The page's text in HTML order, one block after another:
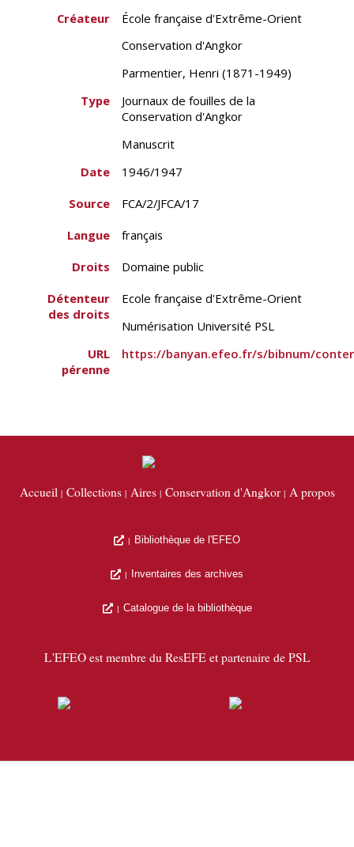
Créateur
École française d'Extrême-Orient
Conservation d'Angkor
Parmentier, Henri (1871-1949)
Type
Journaux de fouilles de la
Conservation d'Angkor
Manuscrit
Date
1946/1947
Source
FCA/2/JFCA/17
Langue
français
Droits
Domaine public
Détenteur
des droits
Ecole française d'Extrême-Orient
Numérisation Université PSL
URL
pérenne
https://banyan.efeo.fr/s/bibnum/
Accueil Collections Aires Conservation d'Angkor A propos
Bibliothèque de l'EFEO
Inventaires des archives
Catalogue de la bibliothèque
L'EFEO est membre du ResEFE et partenaire de PSL